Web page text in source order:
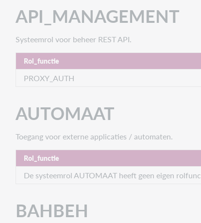
API_MANAGEMENT
Systeemrol voor beheer REST API.
Rol_functie
PROXY_AUTH
AUTOMAAT
Toegang voor externe applicaties / automaten.
Rol_functie
De systeemrol AUTOMAAT heeft geen eigen
BAHBEH